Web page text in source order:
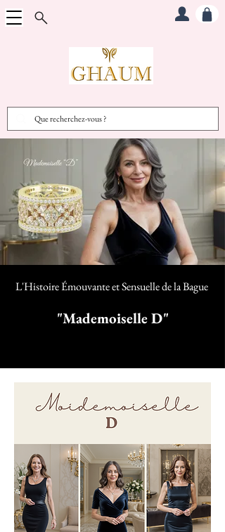
L'Histoire Émouvante et Sensuelle de la Bague
"Mademoiselle D"